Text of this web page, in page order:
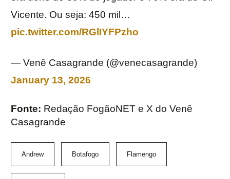
Vicente. Ou seja: 450 mil…
pic.twitter.com/RGlIYFPzho
— Venê Casagrande (@venecasagrande)
January 13, 2026
Fonte: Redação FogãoNET e X do Venê
Casagrande
Andrew Botafogo Flamengo